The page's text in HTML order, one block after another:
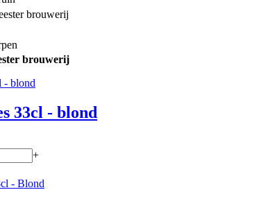
brouwerij
brouwerij
33cl - blond
+